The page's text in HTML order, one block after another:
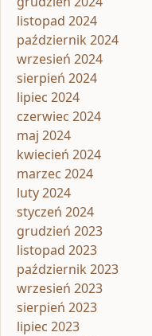
listopad 2024
październik 2024
wrzesień 2024
sierpień 2024
lipiec 2024
czerwiec 2024
maj 2024
kwiecień 2024
marzec 2024
luty 2024
styczeń 2024
grudzień 2023
listopad 2023
październik 2023
wrzesień 2023
sierpień 2023
lipiec 2023